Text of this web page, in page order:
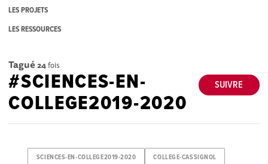
LES PROJETS
LES RESSOURCES
Tagué 24fois
SUIVRE
#SCIENCES-EN-
COLLEGE2019-2020
SCIENCES-EN-COLLEGE2019-2020 COLLEGE-CASSIGNOL